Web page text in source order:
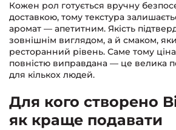
Кожен рол готується вручну
доставкою, тому текстура
аромат — апетитним. Якість
зовнішнім виглядом, а й смаком,
ресторанний рівень. Саме тому
повністю виправдана — це велика
для кількох людей.
Для кого створено
як краще подавати